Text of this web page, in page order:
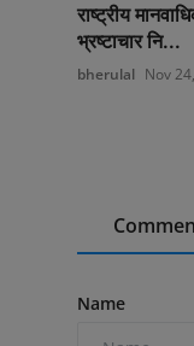
राष्ट्रीय
भ्रष्टाचार नि...
bherulal Nov
Name